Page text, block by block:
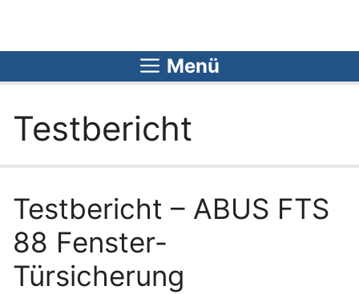
springen
Menü
Testbericht
Testbericht – ABUS FTS
88 Fenster-
Türsicherung